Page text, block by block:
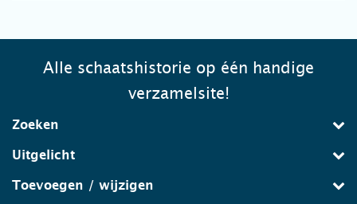
Alle schaatshistorie op één handige
verzamelsite!
Zoeken
Uitgelicht
Toevoegen / wijzigen